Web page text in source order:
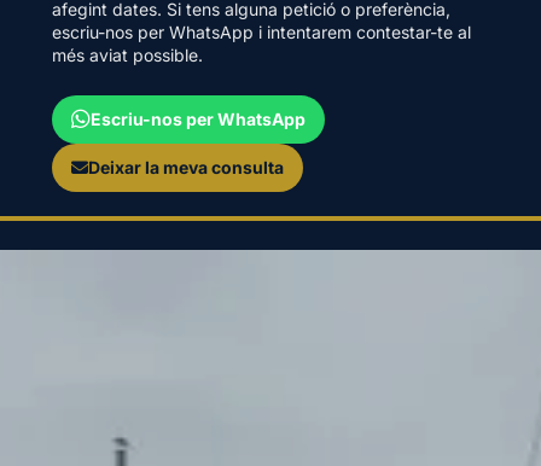
afegint dates. Si tens alguna petició o preferència,
escriu-nos per WhatsApp i intentarem contestar-te al
més aviat possible.
Escriu-nos per WhatsApp
Deixar la meva consulta